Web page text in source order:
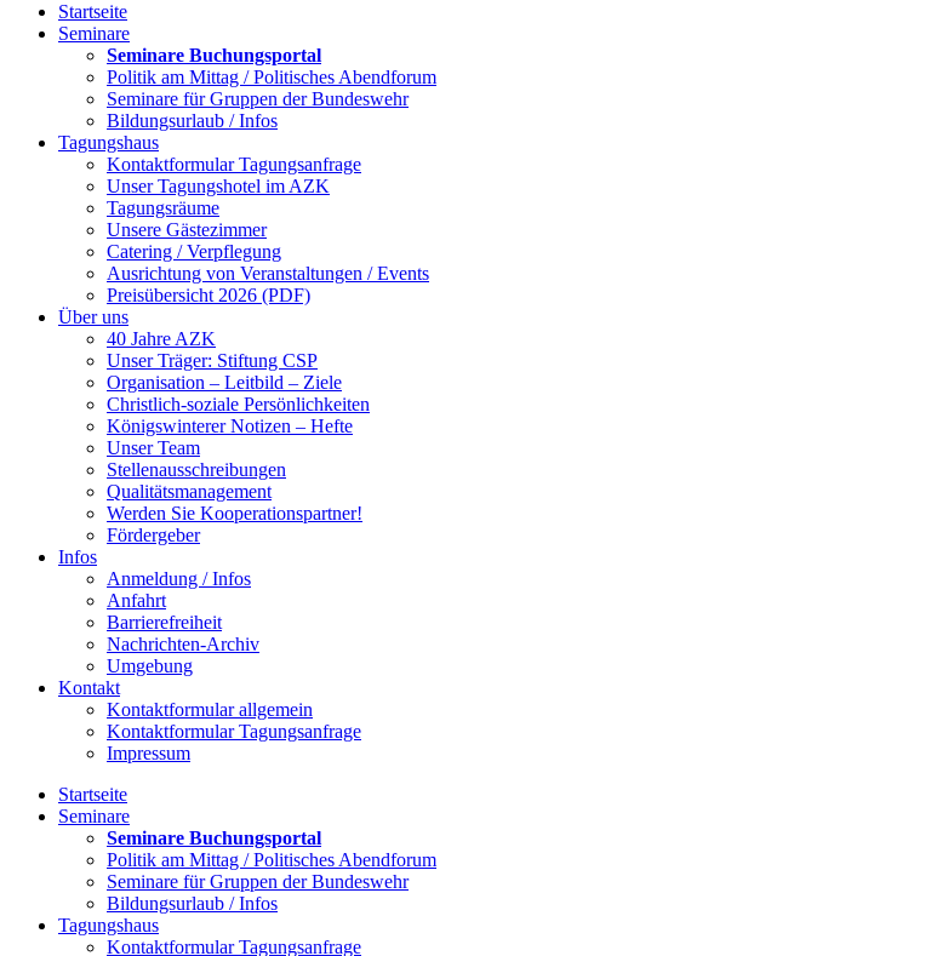
Startseite
Seminare
Seminare Buchungsportal
Politik am Mittag / Politisches Abendforum
Seminare für Gruppen der Bundeswehr
Bildungsurlaub / Infos
Tagungshaus
Kontaktformular Tagungsanfrage
Unser Tagungshotel im AZK
Tagungsräume
Unsere Gästezimmer
Catering / Verpflegung
Ausrichtung von Veranstaltungen / Events
Preisübersicht 2026 (PDF)
Über uns
40 Jahre AZK
Unser Träger: Stiftung CSP
Organisation – Leitbild – Ziele
Christlich-soziale Persönlichkeiten
Königswinterer Notizen – Hefte
Unser Team
Stellenausschreibungen
Qualitätsmanagement
Werden Sie Kooperationspartner!
Fördergeber
Infos
Anmeldung / Infos
Anfahrt
Barrierefreiheit
Nachrichten-Archiv
Umgebung
Kontakt
Kontaktformular allgemein
Kontaktformular Tagungsanfrage
Impressum
Startseite
Seminare
Seminare Buchungsportal
Politik am Mittag / Politisches Abendforum
Seminare für Gruppen der Bundeswehr
Bildungsurlaub / Infos
Tagungshaus
Kontaktformular Tagungsanfrage